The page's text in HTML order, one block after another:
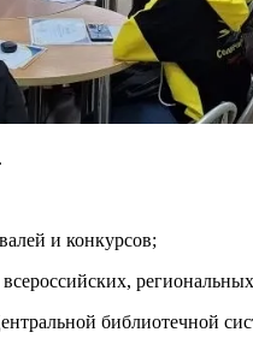
и конкурсов;
библиотечной